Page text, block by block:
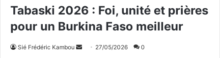
Tabaski 2026 : Foi, unité et prières
pour un Burkina Faso meilleur
Sié Frédéric Kambou 27/05/2026 0